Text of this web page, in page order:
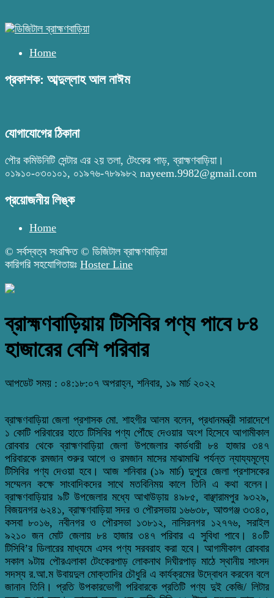
Home
প্রকাশক: আব্দুল্লাহ আল নাঈম
যোগাযোগের ঠিকানা
পৌর কমিউনিটি সেন্টার এর ২য় তলা, টেংকের পাড়, ব্রাহ্মণবাড়িয়া।
০১৯১০-০৩০১০১, ০১৯৭৬-৭৮৯৯৮২ nayeem.9982@gmail.com
প্রয়োজনীয় লিঙ্ক
Home
© সর্বস্বত্ব সংরক্ষিত © ডিজিটাল ব্রাহ্মণবাড়িয়া
কারিগরি সহযোগিতায়ঃ Hoster Line
ব্রাহ্মণবাড়িয়ায় টিসিবির পণ্য পাবে ৮৪
হাজারের বেশি পরিবার
আপডেট সময় : ০৪:১৮:০৭ অপরাহ্ন, শনিবার, ১৯ মার্চ ২০২২
ব্রাহ্মণবাড়িয়া জেলা প্রশাসক মো. শাহগীর আলম বলেন, প্রধানমন্ত্রী সারাদেশে
১ কোটি পরিবারের হাতে টিসিবির পণ্য পৌঁছে দেওয়ার অংশ হিসেবে আগামীকাল
রোববার থেকে ব্রাহ্মণবাড়িয়া জেলা উপজেলার কার্ডধারী ৮৪ হাজার ৩৪৭
পরিবারকে রমজান শুরুর আগে ও রমজান মাসের মাঝামাঝি পর্যন্ত ন্যায্যমূল্যে
টিসিবির পণ্য দেওয়া হবে। আজ শনিবার (১৯ মার্চ) দুপুরে জেলা প্রশাসকের
সম্মেলন কক্ষে সাংবাদিকদের সাথে মতবিনিময় কালে তিনি এ কথা বলেন।
ব্রাহ্মণবাড়িয়ার ৯টি উপজেলার মধ্যে আখাউড়ায় ৪৯৮৫, বাঞ্ছারামপুর ৯৩২৯,
বিজয়নগর ৬২৪১, ব্রাহ্মণবাড়িয়া সদর ও পৌরসভায় ১৬৬৩৮, আশুগঞ্জ ৩৩৪০,
কসবা ৮০১৬, নবীনগর ও পৌরসভা ১৩৮১২, নাসিরনগর ১২৭৭৬, সরাইল
৯২১০ জন মোট জেলায় ৮৪ হাজার ৩৪৭ পরিবার এ সুবিধা পাবে। ৪০টি
টিসিবি’র ডিলারের মাধ্যমে এসব পণ্য সরবরাহ করা হবে। আগামীকাল রোববার
সকাল ৯টায় পৌরএলাকা টেংকেরপাড় লোকনাথ দিঘীরপাড় মাঠে স্থানীয় সাংসদ
সদস্য র.আ.ম উবায়দুল মোক্তাদির চৌধুরি এ কার্যক্রমের উদ্বোধন করবেন বলে
জানান তিনি। প্রতি উপকারভোগী পরিবারকে প্রতিটি পণ্য দুই কেজি/ লিটার